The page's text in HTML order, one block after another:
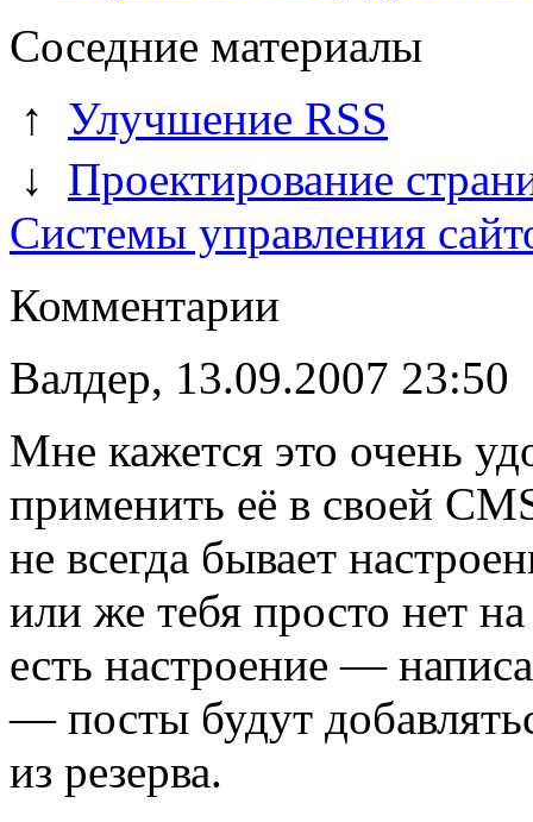
Соседние материалы
↑ Улучшение RSS
↓ Проектирование
Системы управления
Комментарии
Валдер, 13.09.2007 23:50
Мне кажется это очень
применить её в своей
не всегда бывает
или же тебя просто нет
есть настроение —
— посты будут
из резерва.